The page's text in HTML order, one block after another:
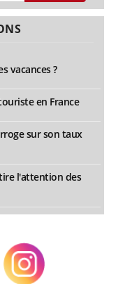
vacances ?
en France
sur son taux
l'attention des